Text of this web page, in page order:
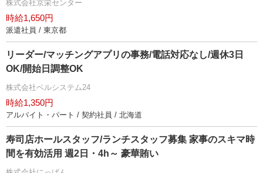
株式会社京栄センター
時給1,650円
派遣社員 / 東京都
リーダー/マッチングアプリの事務/電話対応なし/週休3日
OK/開始日調整OK
株式会社ベルシステム24
時給1,350円
アルバイト・パート / 契約社員 / 北海道
寿司店ホールスタッフ/ランチスタッフ募集 家事のスキマ時
間を有効活用 週2日・4h～ 豪華賄い